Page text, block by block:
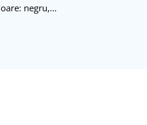
negru,…